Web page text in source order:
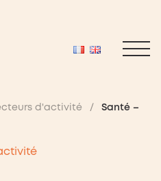
d'activité /
Santé –